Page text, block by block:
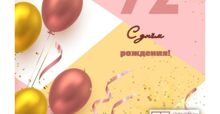
Свадьба
Годовщина свадьбы
Календарь праздников
КОМУ
Женщине
Мужчине